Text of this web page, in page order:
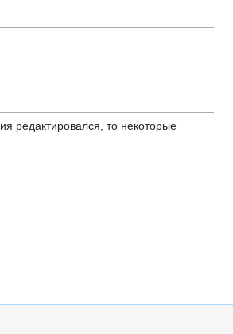
редактировался, то некоторые